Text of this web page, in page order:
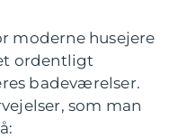
moderne husejere
ordentligt
badeværelser.
som man